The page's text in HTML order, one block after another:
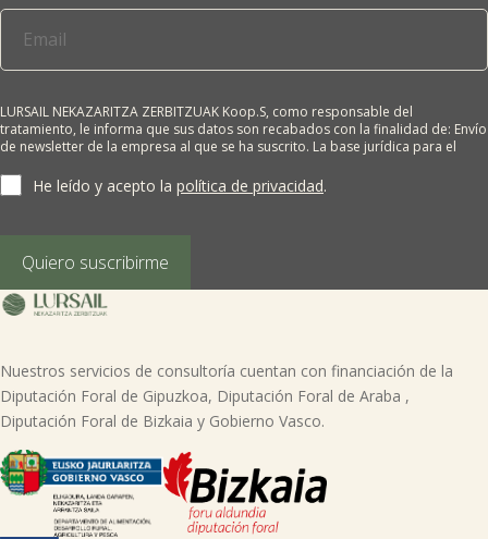
LURSAIL NEKAZARITZA ZERBITZUAK Koop.S, como responsable del
tratamiento, le informa que sus datos son recabados con la finalidad de: Envío
de newsletter de la empresa al que se ha suscrito. La base jurídica para el
terceros salvo obligación legal. Cualquier persona tiene derecho a solicitar el
acceso, rectificación, supresión, limitación del tratamiento, oposición o
lursail@lursailkoop.eus. Puede obtener información adicional en nuestra
página web.
He leído y acepto la política de privacidad.
Quiero suscribirme
Nuestros servicios de consultoría cuentan con financiación de la
Diputación Foral de Gipuzkoa, Diputación Foral de Araba ,
Diputación Foral de Bizkaia y Gobierno Vasco.